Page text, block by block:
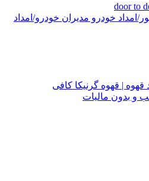
door to
امداد خودرو مدیران خودرو/امداد
قهوه | قهوه گرنیکا کافی
و بدون مالیات